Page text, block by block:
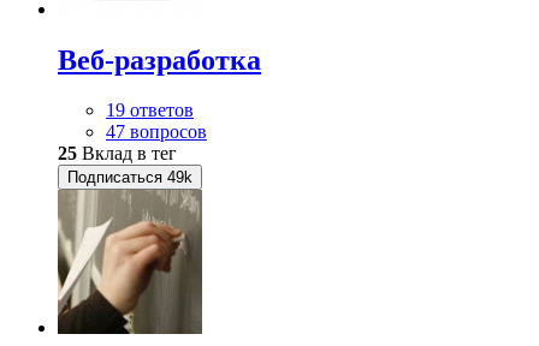
Веб-разработка
19 ответов
47 вопросов
25 Вклад в тег
Подписаться 49k